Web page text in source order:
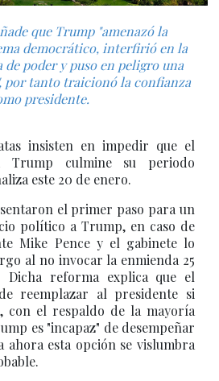
que Trump "amenazó la
democrático, interfirió en la
poder y puso en peligro una
por tanto traicionó la confianza
presidente.
insisten en impedir que el
Trump culmine su periodo
este 20 de enero.
el primer paso para un
político a Trump, en caso de
Mike Pence y el gabinete lo
al no invocar la enmienda 25
Dicha reforma explica que el
reemplazar al presidente si
con el respaldo de la mayoría
es "incapaz" de desempeñar
ahora esta opción se vislumbra